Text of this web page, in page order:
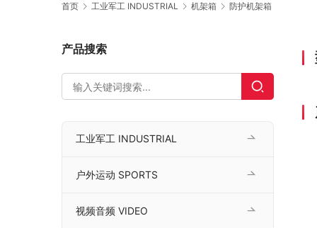
首页 工业军工 INDUSTRIAL 机架箱 防护机架箱
产品搜索
工业军工 INDUSTRIAL
户外运动 SPORTS
视频音频 VIDEO